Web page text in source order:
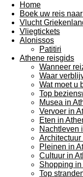
Home
Boek uw reis
Vlucht
Vliegtickets
Alonissos
Patitiri
Athene reisgids
Wanneer
Waar
Wat moet u
Top
Musea in
Vervoer in
Eten in
Nachtleven
Architectuur
Pleinen in
Cultuur in
Shopping in
Top